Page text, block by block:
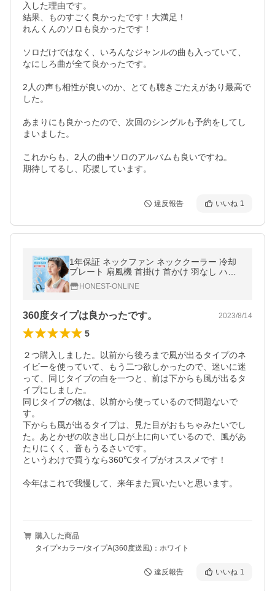
入した理由です。
結果、ものすごく良かったです！大満足！
れんくんのソロも良かったです！
ソロだけではなく、いろんなジャンルの曲も入っていて、
なにしろ曲が全て良かったです。
2人の声も相性が良いのか、とても聴きごたえがあり最高で
した。
あまりにも良かったので、次回のシングルも予約をしてし
まいました。
これからも、2人の曲➕ソロのアルバムも良いですね。
違反報告 いいね 1
1年保証 ネックファン ネッククーラー 冷却
プレート 扇風機 首掛け 首かけ 羽なし ハン
ディファン ポータブル ファン ハンディ 携帯
扇風機 静音 軽量
HONEST-ONLINE
360度タイプは良かったです。 2023/8/14
5
２つ購入しました。以前から後ろまで風が出るタイプのネ
イビーを使っていて、もう二つ欲しかったので、迷いに迷
って、同じタイプの白を一つと、前は下からも風が出るタ
イプにしました。
同じタイプの物は、以前から使っているので問題ないで
す。
下からも風が出るタイプは、見た目がおもちゃみたいでし
た。あとかぜの吹き出し口が上に向いているので、風があ
たりにくく、音もうるさいです。
というわけで買うなら360℃タイプがオススメです！
今年はこれで我慢して、来年また買いたいと思います。
購入した商品
タイプ×カラー/タイプA(360度送風)：ホワイト
違反報告 いいね 1